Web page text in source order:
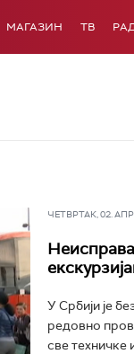
МАГАЗИН ТВ
ЧЕТВРТАК, 02. АПР
У Србији је
редовно
све техничке